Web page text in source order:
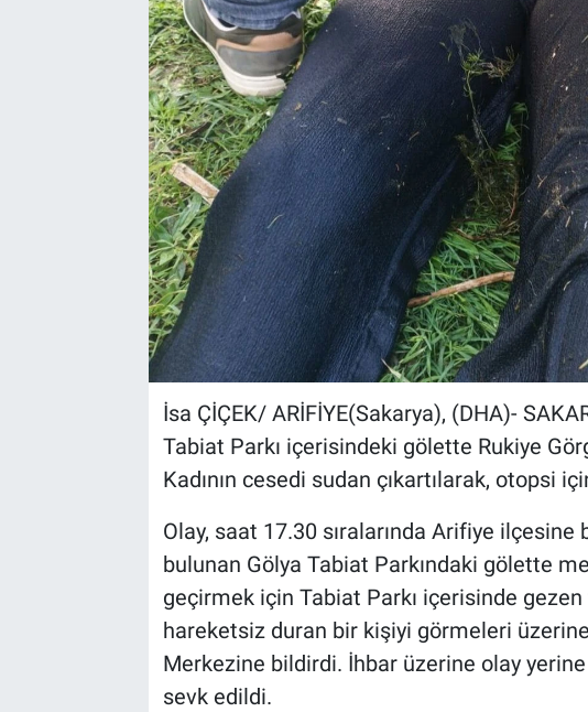
İsa ÇİÇEK/ ARİFİYE(Sakarya), (DHA)-
Tabiat Parkı içerisindeki gölette Rukiye
Kadının cesedi sudan çıkartılarak, otopsi
Olay, saat 17.30 sıralarında Arifiye
bulunan Gölya Tabiat Parkındaki gölette
geçirmek için Tabiat Parkı içerisinde
hareketsiz duran bir kişiyi görmeleri
Merkezine bildirdi. İhbar üzerine olay
sevk edildi.
Kültür Sanat
Bilim ve Teknoloji